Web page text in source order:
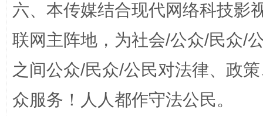
养老服务师职业资格制度暂行规定 “蜀中
六、本传媒结合现代网络科技影
联网主阵地，为社会/公众/民众/
之间公众/民众/公民对法律、政
众服务！人人都作守法公民。